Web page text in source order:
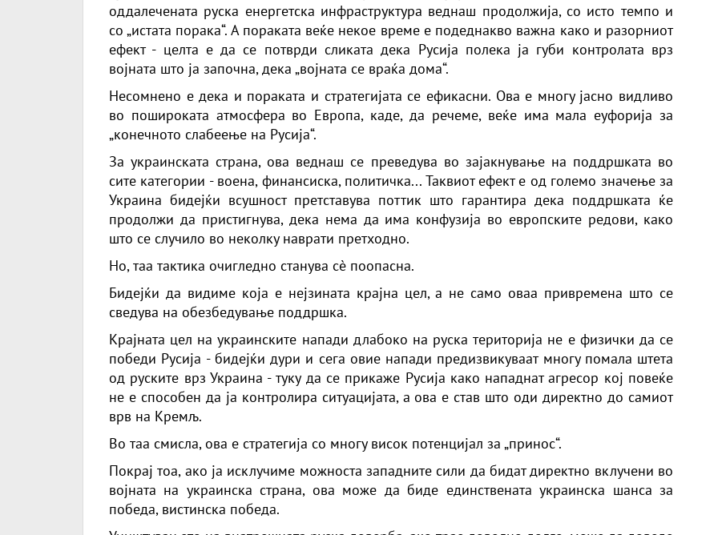
оддалечената руска енергетска инфраструктура веднаш продолжија, со исто темпо и
со „истата порака“. А пораката веќе некое време е подеднакво важна како и разорниот
ефект - целта е да се потврди сликата дека Русија полека ја губи контролата врз
војната што ја започна, дека „војната се враќа дома“.
Несомнено е дека и пораката и стратегијата се ефикасни. Ова е многу јасно видливо
во пошироката атмосфера во Европа, каде, да речеме, веќе има мала еуфорија за
„конечното слабеење на Русија“.
За украинската страна, ова веднаш се преведува во зајакнување на поддршката во
сите категории - воена, финансиска, политичка... Таквиот ефект е од големо значење за
Украина бидејќи всушност претставува поттик што гарантира дека поддршката ќе
продолжи да пристигнува, дека нема да има конфузија во европските редови, како
што се случило во неколку наврати претходно.
Но, таа тактика очигледно станува сè поопасна.
Бидејќи да видиме која е нејзината крајна цел, а не само оваа привремена што се
сведува на обезбедување поддршка.
Крајната цел на украинските напади длабоко на руска територија не е физички да се
победи Русија - бидејќи дури и сега овие напади предизвикуваат многу помала штета
од руските врз Украина - туку да се прикаже Русија како нападнат агресор кој повеќе
не е способен да ја контролира ситуацијата, а ова е став што оди директно до самиот
врв на Кремљ.
Во таа смисла, ова е стратегија со многу висок потенцијал за „принос“.
Покрај тоа, ако ја исклучиме можноста западните сили да бидат директно вклучени во
војната на украинска страна, ова може да биде единствената украинска шанса за
победа, вистинска победа.